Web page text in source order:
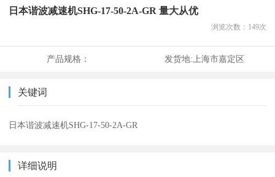
日本谐波减速机SHG-17-50-2A-GR 量大从优
浏览次数： 149次
产品规格： 发货地: 上海市嘉定区
关键词
日本谐波减速机SHG-17-50-2A-GR
详细说明